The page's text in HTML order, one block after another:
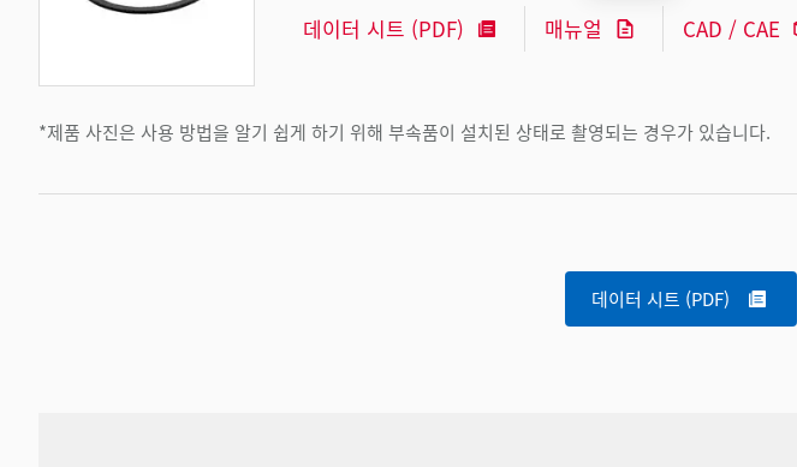
*제품 사진은 사용 방법을 알기 쉽게 하기 위해 부속품이 설치된 상태로 촬영되는 경우가 있습니다.
데이터 시트 (PDF) 매뉴얼 CAD / CAE
데이터 시트 (PDF)